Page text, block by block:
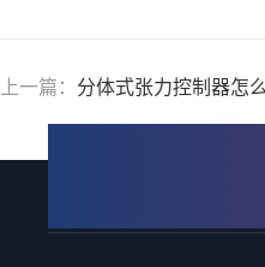
上一篇： 分体式张力控制器怎